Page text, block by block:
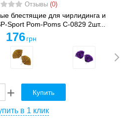
Отзывы (0)
блестящие для чирлидинга и
Sport Pom-Poms C-0829 2шт...
176 грн
Купить
в 1 клик